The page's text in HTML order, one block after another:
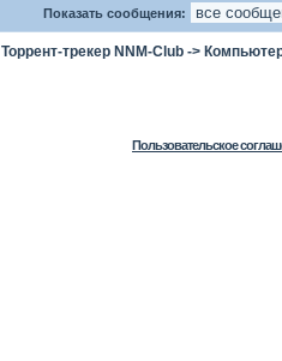
Показать сообщения:
Торрент-трекер NNM-Club ->
Пользовательское